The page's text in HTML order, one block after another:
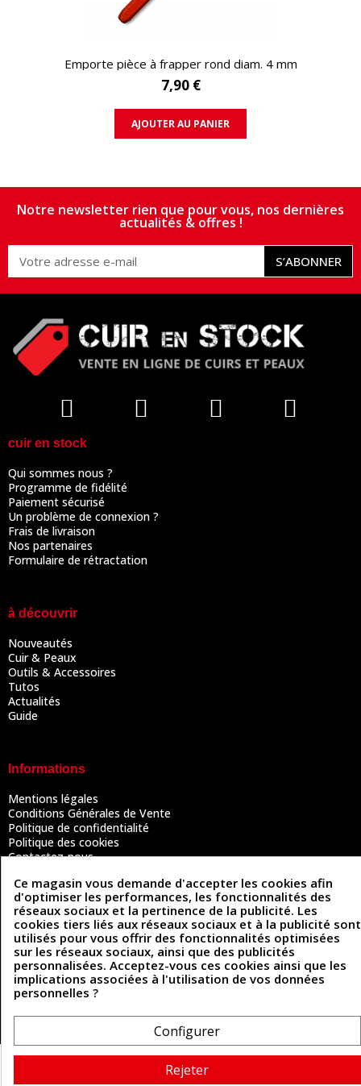
APERÇU RAPIDE
Emporte pièce à frapper rond diam. 4 mm
7,90 €
AJOUTER AU PANIER
Notre newsletter rien que pour vous, nos dernières
actualités & offres !
S’ABONNER
cuir en stock
Qui sommes nous ?
Programme de fidélité
Paiement sécurisé
Un problème de connexion ?
Frais de livraison
Nos partenaires
Formulaire de rétractation
à découvrir
Nouveautés
Cuir & Peaux
Outils & Accessoires
Tutos
Actualités
Guide
Informations
Mentions légales
Conditions Générales de Vente
Politique de confidentialité
Politique des cookies
Contactez-nous
Coordonnées
493 Chemin de Catougnac
81300 Graulhet
05 63 34 51 88
contact@cuirenstock.com
Cuirenstock © 2026 - Une création Quatrys 💙
Ce magasin vous demande d'accepter les cookies afin
d'optimiser les performances, les fonctionnalités des
réseaux sociaux et la pertinence de la publicité. Les
cookies tiers liés aux réseaux sociaux et à la publicité sont
utilisés pour vous offrir des fonctionnalités optimisées
sur les réseaux sociaux, ainsi que des publicités
personnalisées. Acceptez-vous ces cookies ainsi que les
implications associées à l'utilisation de vos données
personnelles ?
Configurer
Rejeter